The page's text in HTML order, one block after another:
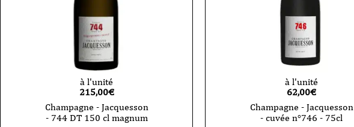
à l'unité
215,00€
Champagne - Jacquesson
- 744 DT 150 cl magnum
à l'unité
62,00€
Champagne - Jacquesson
- cuvée n°746 - 75cl